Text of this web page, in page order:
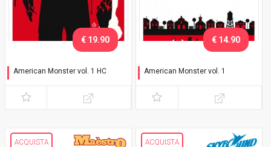
American Monster vol. 1 HC
€ 19.90
American Monster vol. 1
€ 14.90
ACQUISTA ACQUISTA